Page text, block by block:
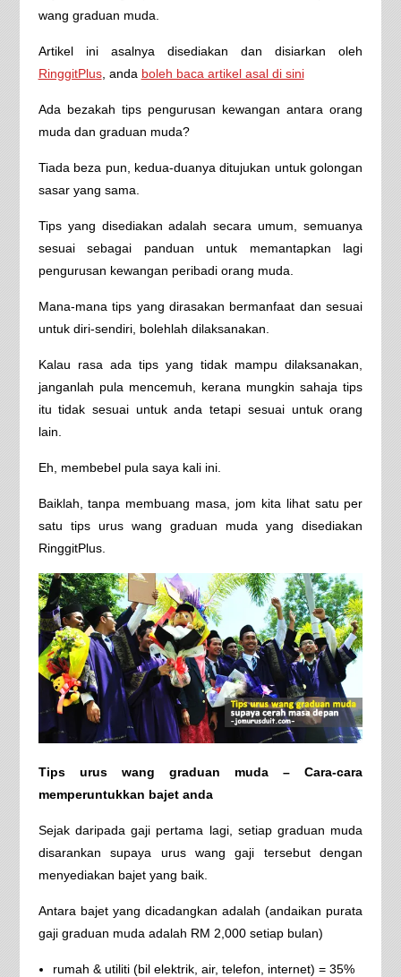
wang graduan muda.
Artikel ini asalnya disediakan dan disiarkan oleh
RinggitPlus, anda boleh baca artikel asal di sini
Ada bezakah tips pengurusan kewangan antara orang
muda dan graduan muda?
Tiada beza pun, kedua-duanya ditujukan untuk golongan
sasar yang sama.
Tips yang disediakan adalah secara umum, semuanya
sesuai sebagai panduan untuk memantapkan lagi
pengurusan kewangan peribadi orang muda.
Mana-mana tips yang dirasakan bermanfaat dan sesuai
untuk diri-sendiri, bolehlah dilaksanakan.
Kalau rasa ada tips yang tidak mampu dilaksanakan,
janganlah pula mencemuh, kerana mungkin sahaja tips
itu tidak sesuai untuk anda tetapi sesuai untuk orang
lain.
Eh, membebel pula saya kali ini.
Baiklah, tanpa membuang masa, jom kita lihat satu per
satu tips urus wang graduan muda yang disediakan
RinggitPlus.
Tips urus wang graduan muda – Cara-cara
memperuntukkan bajet anda
Sejak daripada gaji pertama lagi, setiap graduan muda
disarankan supaya urus wang gaji tersebut dengan
menyediakan bajet yang baik.
Antara bajet yang dicadangkan adalah (andaikan purata
gaji graduan muda adalah RM 2,000 setiap bulan)
rumah & utiliti (bil elektrik, air, telefon, internet) = 35%